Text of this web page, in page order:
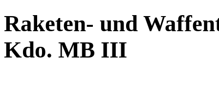
Raketen- und
Kdo. MB III